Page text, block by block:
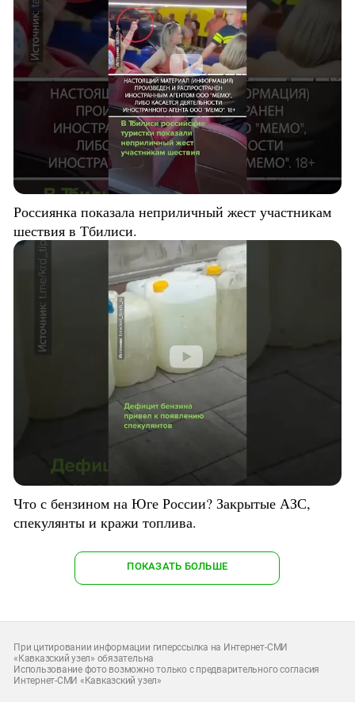
Россиянка показала неприличный жест участникам
шествия в Тбилиси.
Что с бензином на Юге России? Закрытые АЗС,
спекулянты и кражи топлива.
ПОКАЗАТЬ БОЛЬШЕ
При цитировании информации гиперссылка на Интернет-СМИ
«Кавказский узел» обязательна
Использование фото возможно только с предварительного согласия
Интернет-СМИ «Кавказский узел»